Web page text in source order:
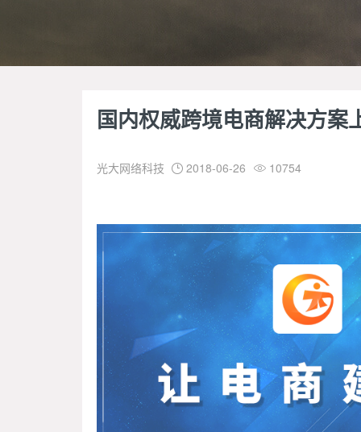
国内权威跨境电商解决方案
光大网络科技  2018-06-26  10754